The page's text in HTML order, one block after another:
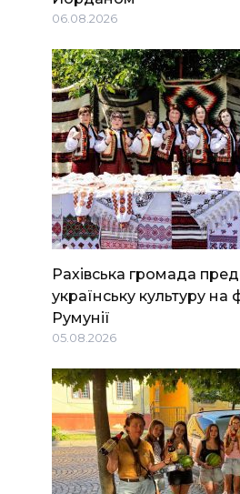
06.08.2026
Рахівська громада
українську культуру на
Румунії
05.08.2026